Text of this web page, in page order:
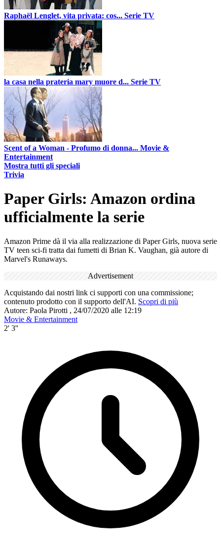
Raphaël Lenglet, vita privata: cos... Serie TV
la casa nella prateria mary muore d... Serie TV
Scent of a Woman - Profumo di donna... Movie &
Entertainment
Mostra tutti gli speciali
Trivia
Paper Girls: Amazon ordina
ufficialmente la serie
Amazon Prime dà il via alla realizzazione di Paper Girls, nuova serie
TV teen sci-fi tratta dai fumetti di Brian K. Vaughan, già autore di
Marvel's Runaways.
Advertisement
Acquistando dai nostri link ci supporti con una commissione;
contenuto prodotto con il supporto dell'AI. Scopri di più
Autore: Paola Pirotti , 24/07/2020 alle 12:19
Movie & Entertainment
2' 3''